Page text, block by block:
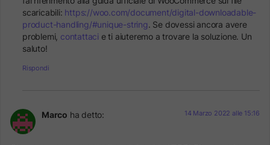
scaricabili: https://woo.com/document/digital-downloadable-
product-handling/#unique-string. Se dovessi ancora avere
problemi, contattaci e ti aiuteremo a trovare la soluzione. Un
saluto!
Rispondi
Marco ha detto: 14 Marzo 2022 alle 15:16